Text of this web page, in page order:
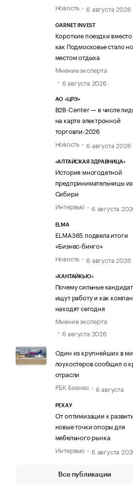
Новость
6 августа 2026
GARNET INVEST
Короткие поездки
как Подмосковье стало
местом отдыха
Мнение эксперта
6 августа 2026
АО «ЦРЭ»
B2B-Center — в числе
на карте электронной
торговли-2026
Новость
6 августа 2026
«АЛТАЙСКАЯ ЗДРАВНИЦА»
История многодетной
предпринимательницы из
Сибири
Интервью
6 августа
ELMA
ELMA365 подвела итоги
«Бизнес-бинго»
Новость
6 августа 2026
«ХАНТАЙКЬЮ»
Почему сильные
ищут работу и как
находят сегодня
Мнение эксперта
6 августа 2026
Один из крупнейших в
лоукостеров сообщил о
отрасли
РБК Бизнес
6 августа
РЕХАУ
От оптимизации к
новые точки опоры для
мебельного рынка
Интервью
6 августа
Все публикации